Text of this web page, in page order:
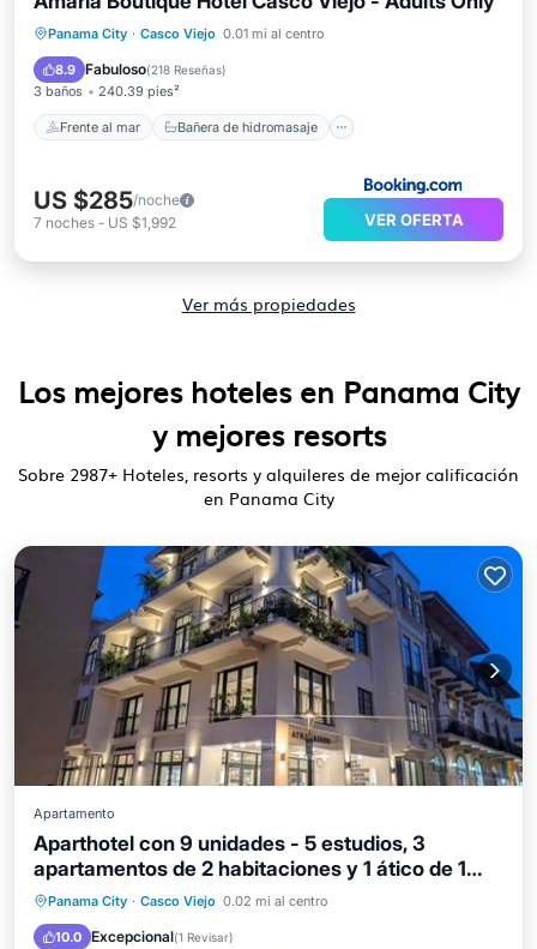
Panama City · Casco Viejo 0.01 mi al centro
8.9 Fabuloso(218 Reseñas)
3 baños 240.39 pies²
Frente al mar Bañera de hidromasaje
Frente al mar
Bañera de hidromasaje
Desayuno
US $285/noche
7 noches - US $1,992 VER OFERTA
Ver más propiedades
Los mejores hoteles en Panama City
y mejores resorts
Sobre 2987+ Hoteles, resorts y alquileres de mejor calificación
en Panama City
Apartamento
Aparthotel con 9 unidades - 5 estudios, 3
apartamentos de 2 habitaciones y 1 ático de 1
habitación UBICACIÓN SUPERBIA
Panama City · Casco Viejo 0.02 mi al centro
10.0 Excepcional(1 Revisar)
Frente al mar
Vista al mar
Balcón/Terraza